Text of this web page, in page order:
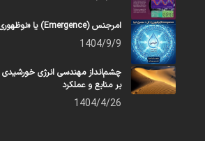
امرجنس (Emergence) یا «نوظهوری» چیست؟
1404/9/9
چشم‌انداز مهندسی انرژی خورشیدی
بر منابع و عملکرد
1404/4/26